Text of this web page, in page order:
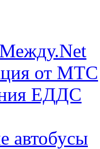
от МТС
ЕДДС
автобусы